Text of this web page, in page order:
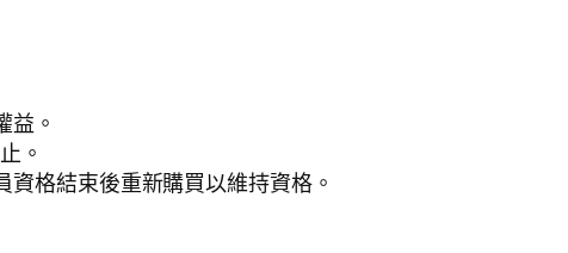
益。
。
資格結束後重新購買以維持資格。